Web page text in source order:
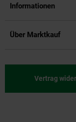
Informationen
Über Marktkauf
Vertrag